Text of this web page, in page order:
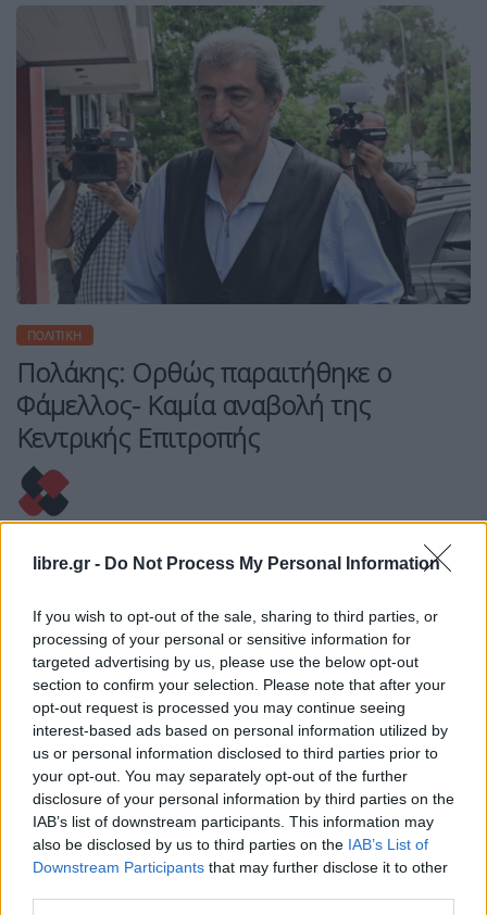
libre.gr - Do Not Process My Personal Information
If you wish to opt-out of the sale, sharing to third parties, or
processing of your personal or sensitive information for
targeted advertising by us, please use the below opt-out
section to confirm your selection. Please note that after your
opt-out request is processed you may continue seeing
interest-based ads based on personal information utilized by
us or personal information disclosed to third parties prior to
your opt-out. You may separately opt-out of the further
disclosure of your personal information by third parties on the
IAB’s list of downstream participants. This information may
also be disclosed by us to third parties on the IAB’s List of
Downstream Participants that may further disclose it to other
ΠΟΛΙΤΙΚΉ
Πολάκης: Ορθώς παραιτήθηκε ο
Φάμελλος- Καμία αναβολή της
Κεντρικής Επιτροπής
Η Συντακτική ομάδα του Libre
Σαφές μήνυμα ότι δεν τίθεται θέμα αναβολής της
συνεδρίασης της Κεντρικής Επιτροπής
του ΣΥΡΙΖΑ-ΠΣ έστειλε ο Παύλος Πολάκης, μετά
την παραίτηση του Σωκράτη Φάμελλου από την
προεδρία του κόμματος.
ΠΕΡΙΣΣΌΤΕΡΑ ...